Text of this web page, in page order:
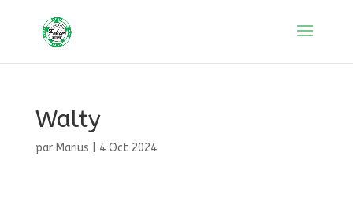
Walty
par Marius 4 Oct 2024